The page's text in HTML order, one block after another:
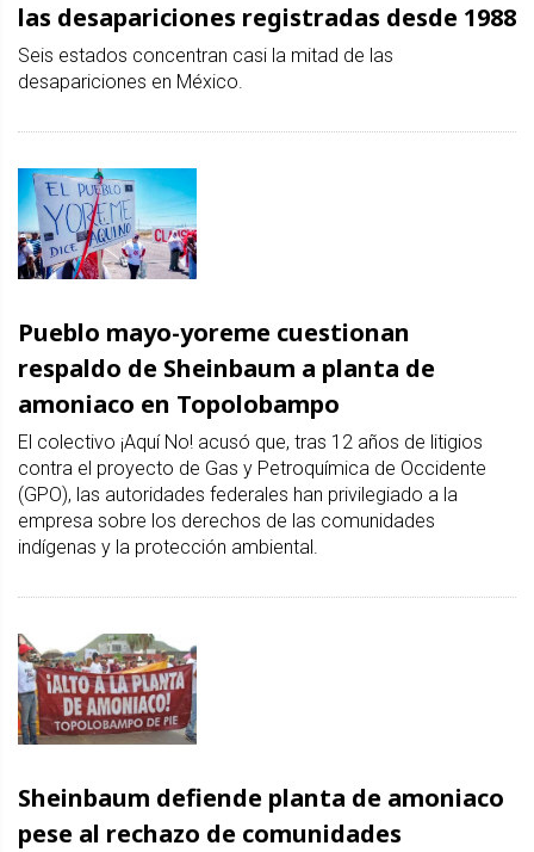
las desapariciones registradas desde 1988
Seis estados concentran casi la mitad de las
desapariciones en México.
Pueblo mayo-yoreme cuestionan
respaldo de Sheinbaum a planta de
amoniaco en Topolobampo
El colectivo ¡Aquí No! acusó que, tras 12 años de litigios
contra el proyecto de Gas y Petroquímica de Occidente
(GPO), las autoridades federales han privilegiado a la
empresa sobre los derechos de las comunidades
indígenas y la protección ambiental.
Sheinbaum defiende planta de amoniaco
pese al rechazo de comunidades